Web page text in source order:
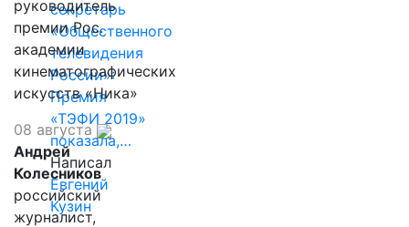
секретарь
«Общественного
телевидения
России»:
Премия
«ТЭФИ 2019»
показала,…
Написал
Евгений
Кузин
руководитель
премии Рос.
академии
кинематографических
искусств «Ника»
08 августа
Андрей
Колесников
российский
журналист,